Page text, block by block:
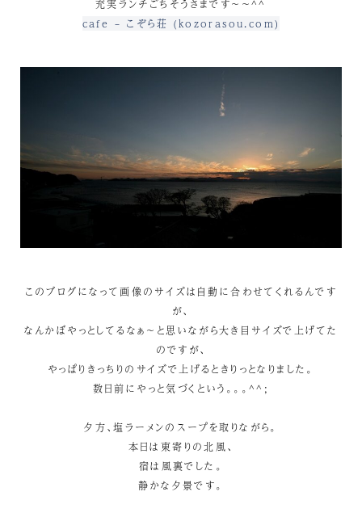
充実ランチごちそうさまです～～^^
cafe – こぞら荘 (kozorasou.com)
このブログになって画像のサイズは自動に合わせてくれるんです
が、
なんかぼやっとしてるなぁ～と思いながら大き目サイズで上げてた
のですが、
やっぱりきっちりのサイズで上げるときりっとなりました。
数日前にやっと気づくという。。。^^;
夕方、塩ラーメンのスープを取りながら。
本日は東寄りの北風、
宿は風裏でした。
静かな夕景です。